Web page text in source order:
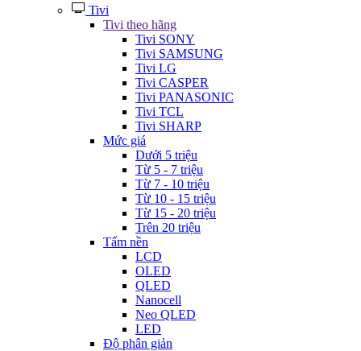
Tivi
Tivi theo hãng
Tivi SONY
Tivi SAMSUNG
Tivi LG
Tivi CASPER
Tivi PANASONIC
Tivi TCL
Tivi SHARP
Mức giá
Dưới 5 triệu
Từ 5 - 7 triệu
Từ 7 - 10 triệu
Từ 10 - 15 triệu
Từ 15 - 20 triệu
Trên 20 triệu
Tấm nền
LCD
OLED
QLED
Nanocell
Neo QLED
LED
Độ phân giản